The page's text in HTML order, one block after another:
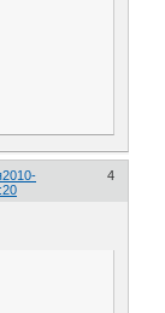
4
2010-